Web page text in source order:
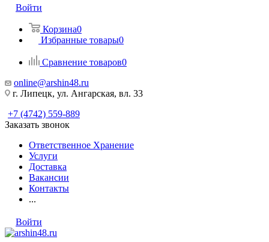
Войти
Корзина0
Избранные товары0
Сравнение товаров0
online@arshin48.ru
г. Липецк, ул. Ангарская, вл. 33
+7 (4742) 559-889
Заказать звонок
Ответственное Хранение
Услуги
Доставка
Вакансии
Контакты
...
Войти